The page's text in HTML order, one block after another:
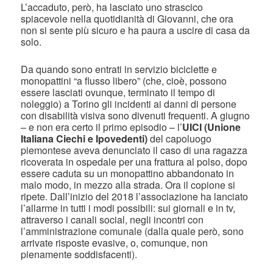
L’accaduto, però, ha lasciato uno strascico
spiacevole nella quotidianità di Giovanni, che ora
non si sente più sicuro e ha paura a uscire di casa da
solo.
Da quando sono entrati in servizio biciclette e
monopattini “a flusso libero” (che, cioè, possono
essere lasciati ovunque, terminato il tempo di
noleggio) a Torino gli incidenti ai danni di persone
con disabilità visiva sono divenuti frequenti. A giugno
– e non era certo il primo episodio – l’UICI (Unione
Italiana Ciechi e Ipovedenti)del capoluogo
piemontese aveva denunciato il caso di una ragazza
ricoverata in ospedale per una frattura al polso, dopo
essere caduta su un monopattino abbandonato in
malo modo, in mezzo alla strada. Ora il copione si
ripete. Dall’inizio del 2018 l’associazione ha lanciato
l’allarme in tutti i modi possibili: sui giornali e in tv,
attraverso i canali social, negli incontri con
l’amministrazione comunale (dalla quale però, sono
arrivate risposte evasive, o, comunque, non
pienamente soddisfacenti).